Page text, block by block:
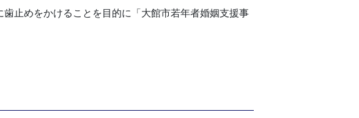
止めをかけることを目的に 「大館市若年者婚姻支援事